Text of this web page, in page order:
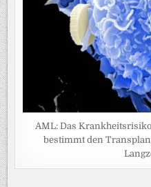
AML: Das
bestimmt den